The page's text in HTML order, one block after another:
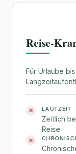
Reise-
Für Urlaube
✕ LAUFZEIT
Zeitlich
Reise
✕